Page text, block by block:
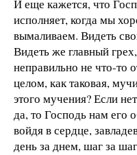
И еще кажется, что
исполняет, когда мы
вымаливаем. Видеть
Видеть же главный
неправильно не что-то
целом, как таковая,
этого мучения? Если
да, то Господь нам его
войдя в сердце,
день за днем, шаг за